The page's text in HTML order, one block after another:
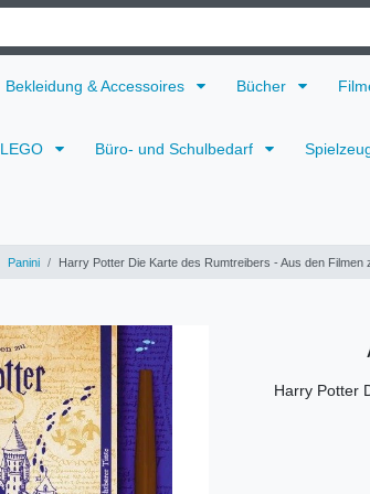
Bekleidung & Accessoires Bücher
LEGO Büro- und Schulbedarf
Panini Harry Potter Die Karte des Rumtreibers - Aus den Filmen
Harry Potter